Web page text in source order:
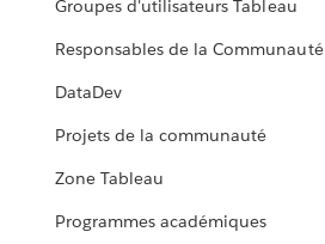
Groupes d'utilisateurs Tableau
Responsables de la Communauté
DataDev
Projets de la communauté
Zone Tableau
Programmes académiques